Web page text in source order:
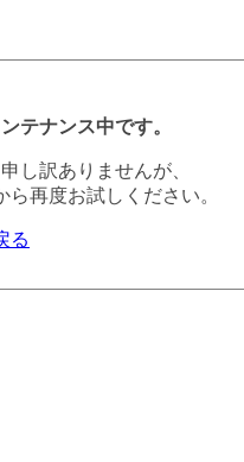
テナンス中です。
し訳ありませんが、
再度お試しください。
る